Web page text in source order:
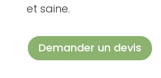
et saine.
Demander un devis